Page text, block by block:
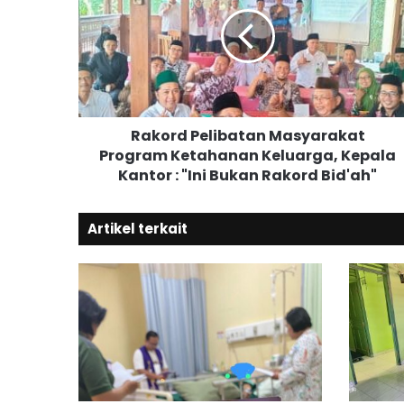
o
r
d
P
e
l
a
M
a
s
r
a
k
a
Rakord Pelibatan Masyarakat
Program Ketahanan Keluarga, Kepala
Kantor : "Ini Bukan Rakord Bid'ah"
Artikel terkait